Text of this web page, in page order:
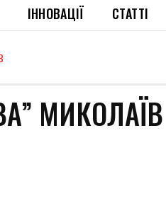
ІННОВАЦІЇ СТАТТІ
МИКОЛАЇВ